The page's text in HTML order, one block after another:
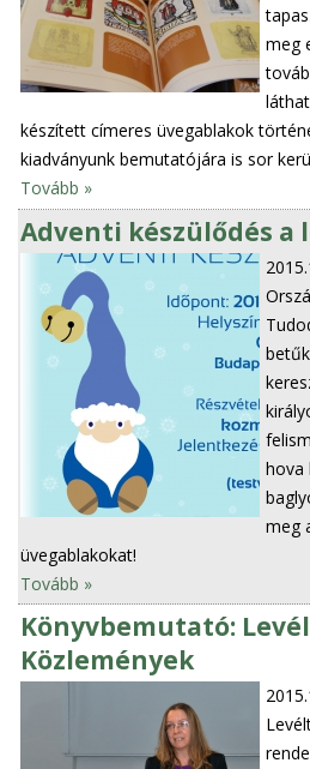
meg
készített címeres üvegablakok
kiadványunk bemutatójára is sor
Tovább »
Adventi készülődés a
hova
meg
üvegablakokat!
Tovább »
Könyvbemutató:
Közlemények